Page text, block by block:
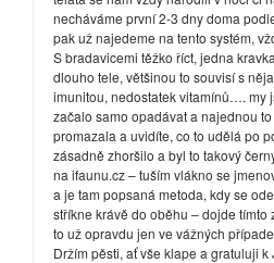
necháváme první 2-3 dny doma
pak už najedeme na tento systém,
S bradavicemi těžko říct, jedna
dlouho tele, většinou to souvisí s
imunitou, nedostatek vitamínů…. my
začalo samo opadávat a najednou
promazala a uvidíte, co to udělá po
zásadně zhoršilo a byl to takový
na ifaunu.cz – tuším vlákno se
a je tam popsaná metoda, kdy se
stříkne krávě do oběhu – dojde tímto
to už opravdu jen ve vážných
Držím pěsti, ať vše klape a gratuluji k